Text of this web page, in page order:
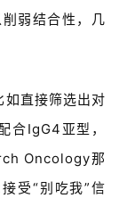
弱结合性，几
如直接筛选出对
合IgG4亚型，
Oncology那
受“别吃我”信